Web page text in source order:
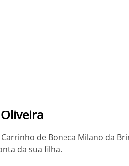
de Boneca Milano da
da sua filha.